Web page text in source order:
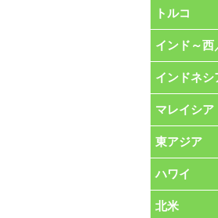
トルコ
インド～西
インドネシ
マレイシア
東アジア
ハワイ
北米